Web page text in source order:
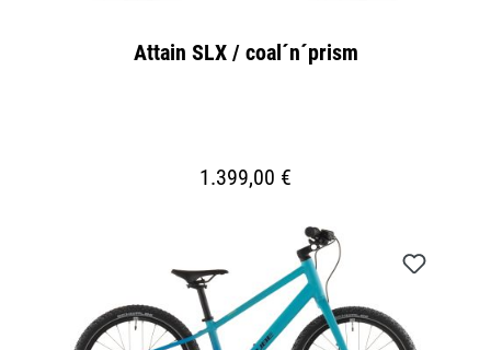
Attain SLX / coal´n´prism
1.399,00 €